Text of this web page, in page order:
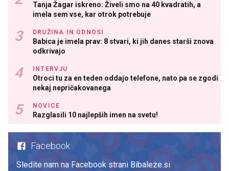
Tanja Žagar iskreno: Živeli smo na 40 kvadratih, a
imela sem vse, kar otrok potrebuje
DRUŽINA IN ODNOSI
Babica je imela prav: 8 stvari, ki jih danes starši znova
odkrivajo
INTERVJU
Otroci tu za en teden oddajo telefone, nato pa se zgodi
nekaj nepričakovanega
NOVICE
Razglasili 10 najlepših imen na svetu!
Facebook
Sledite nam na Facebook strani Bibaleze.si